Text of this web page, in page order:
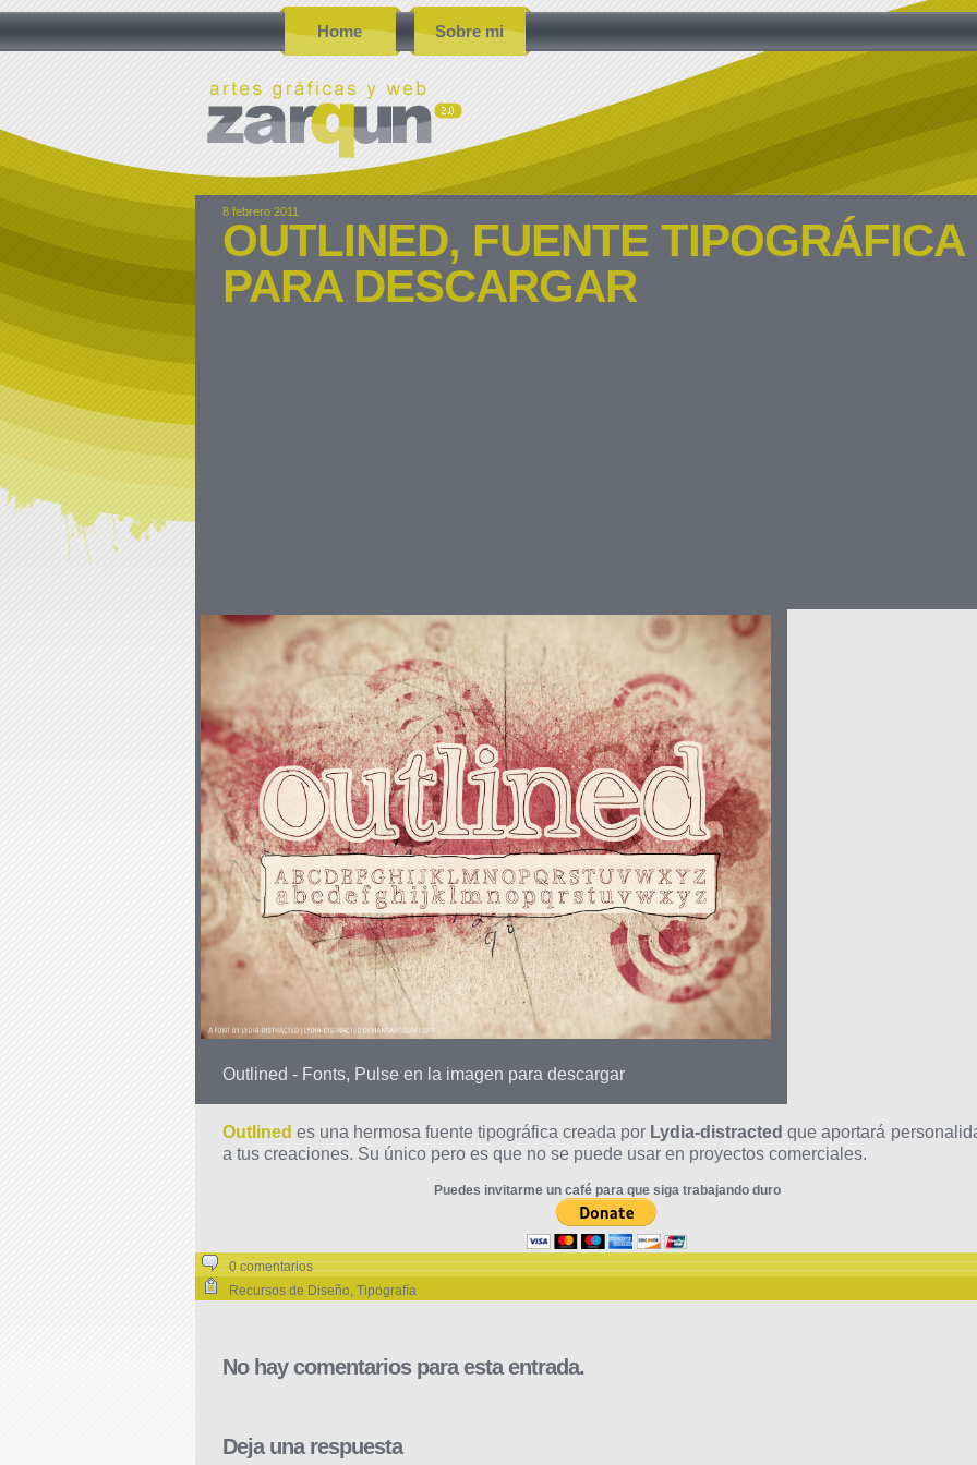
Home Sobre mi
8 febrero 2011
OUTLINED, FUENTE TIPOGRÁFICA
PARA DESCARGAR
Outlined - Fonts, Pulse en la imagen para descargar
Outlined es una hermosa fuente tipográfica creada por Lydia-distracted que aportará
a tus creaciones. Su único pero es que no se puede usar en proyectos comerciales.
Puedes invitarme un café para que siga trabajando duro
0 comentarios
Recursos de Diseño, Tipografía
No hay comentarios para esta entrada.
Deja una respuesta